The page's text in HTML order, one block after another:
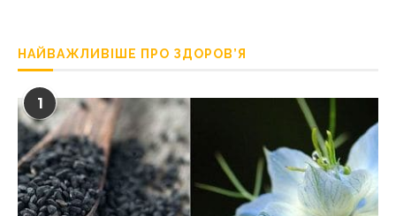
НАЙВАЖЛИВІШЕ ПРО ЗДОРОВ’Я
1